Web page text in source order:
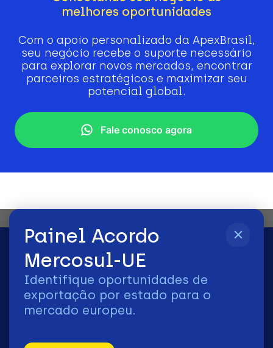
melhores oportunidades
Com o apoio personalizado da ApexBrasil,
seu negócio recebe o suporte necessário
para explorar novos mercados, encontrar
parceiros estratégicos e maximizar seu
potencial global.
Fale conosco agora
Painel Acordo
Mercosul-UE
Identifique oportunidades de
exportação por estado para o
mercado europeu.
2026 | © Todos os Direitos Reservados - ApexBrasil